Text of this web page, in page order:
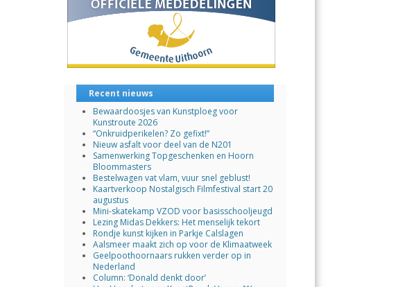
Recent nieuws
Bewaardoosjes van Kunstploeg voor
Kunstroute 2026
“Onkruidperikelen? Zo gefixt!”
Nieuw asfalt voor deel van de N201
Samenwerking Topgeschenken en Hoorn
Bloommasters
Bestelwagen vat vlam, vuur snel geblust!
Kaartverkoop Nostalgisch Filmfestival start 20
augustus
Mini-skatekamp VZOD voor basisschooljeugd
Lezing Midas Dekkers: Het menselijk tekort
Rondje kunst kijken in Parkje Calslagen
Aalsmeer maakt zich op voor de Klimaatweek
Geelpoothoornaars rukken verder op in
Nederland
Column: ‘Donald denkt door’